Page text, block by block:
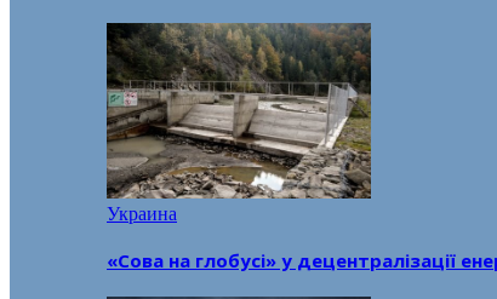
Украина
«Сова на глобусі» у децентралізації